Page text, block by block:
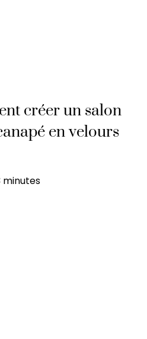
créer un salon
en velours
minutes